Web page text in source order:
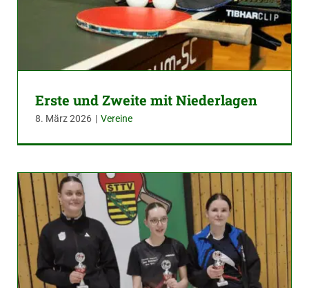
Erste und Zweite mit Niederlagen
8. März 2026 | Vereine